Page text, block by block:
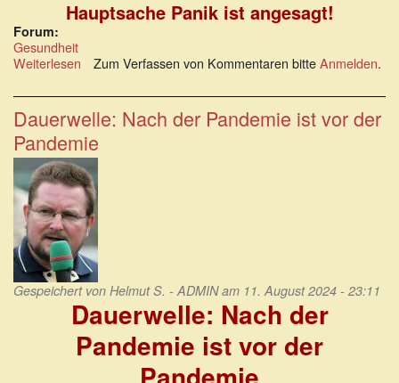
Hauptsache Panik ist angesagt!
Forum:
Gesundheit
Weiterlesen über
sind
keineswegs
eine
Killerkrankheit
Zum Verfassen von Kommentaren bitteAnmelden.
Dauerwelle: Nach der Pandemie ist vor der
Pandemie
Gespeichert von Helmut S. - ADMINam 11. August 2024 - 23:11
Dauerwelle: Nach der
Pandemie ist vor der